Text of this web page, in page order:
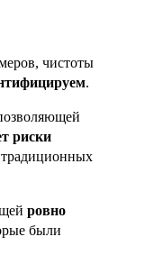
чистоты
.
риски
традиционных
ровно
были